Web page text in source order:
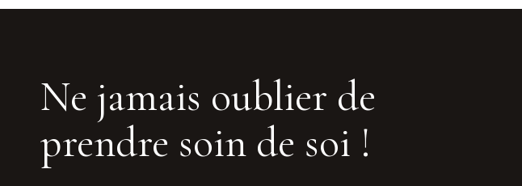
Ne jamais oublier de
prendre soin de soi !